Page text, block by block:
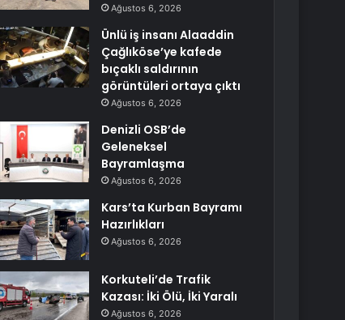
Ağustos 6, 2026
Ünlü iş insanı Alaaddin
Çağlıköse’ye kafede
bıçaklı saldırının
görüntüleri ortaya çıktı
Ağustos 6, 2026
Denizli OSB’de
Geleneksel
Bayramlaşma
Ağustos 6, 2026
Kars’ta Kurban Bayramı
Hazırlıkları
Ağustos 6, 2026
Korkuteli’de Trafik
Kazası: İki Ölü, İki Yaralı
Ağustos 6, 2026